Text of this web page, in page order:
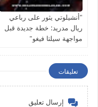
"أنشيلوتي يثور على رباعي
ريال مدريد: خطة جديدة قبل
مواجهة سيلتا فيغو"
تعليقات
إرسال تعليق